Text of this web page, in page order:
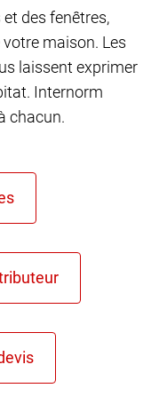
des fenêtres,
maison. Les
laissent exprimer
Internorm
chacun.